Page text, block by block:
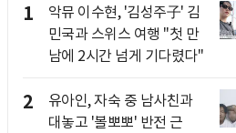
1
악뮤 이수현, '김성주子' 김
민국과 스위스 여행 "첫 만
남에 2시간 넘게 기다렸다"
2
유아인, 자숙 중 남사친과
대놓고 '볼뽀뽀' 반전 근